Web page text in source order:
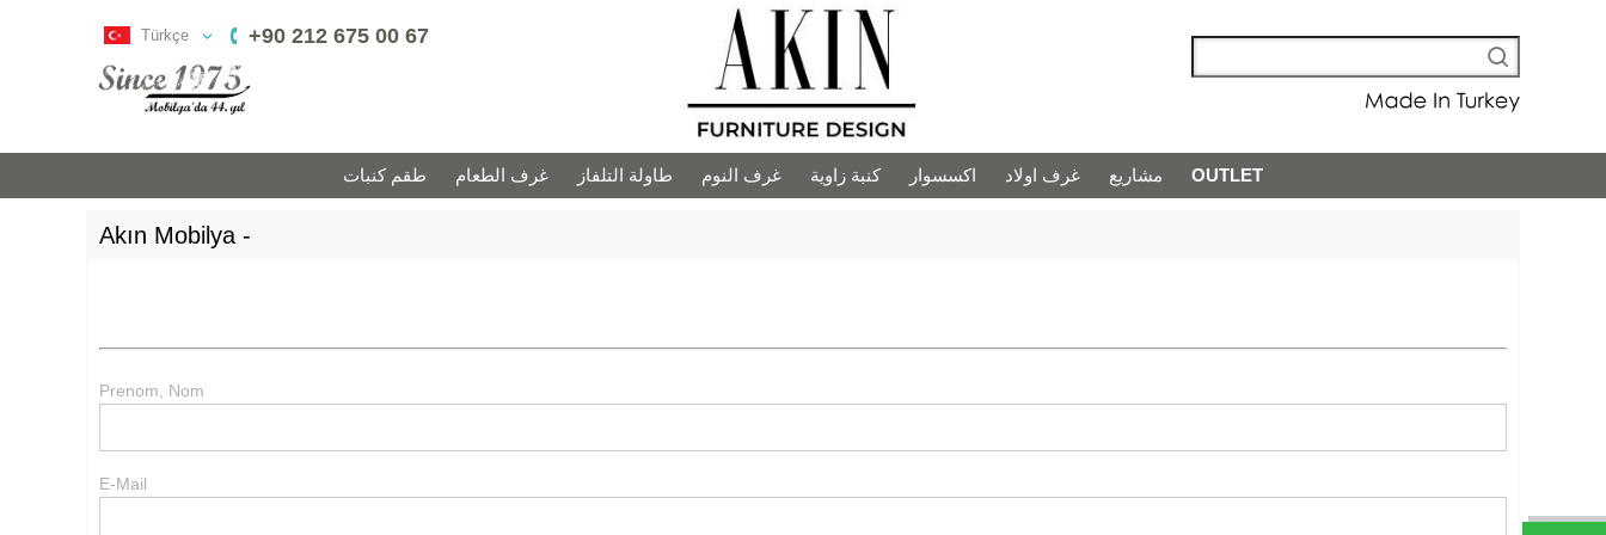
Türkçe +90 212 675 00 67
طقم كنبات غرف الطعام طاولة التلفاز غرف النوم كنبة زاوية اكسسوار غرف اولاد مشاريع OUTLET
Akın Mobilya -
Prenom, Nom
E-Mail